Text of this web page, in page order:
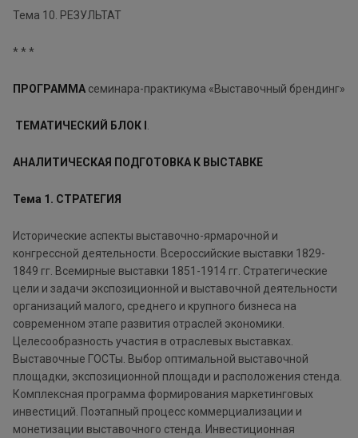
Тема 10. РЕЗУЛЬТАТ
* * *
ПРОГРАММА семинара-практикума «Выставочный брендинг»
ТЕМАТИЧЕСКИЙ БЛОК I
АНАЛИТИЧЕСКАЯ ПОДГОТОВКА К ВЫСТАВКЕ
Тема 1. СТРАТЕГИЯ
Исторические аспекты выставочно-ярмарочной и
конгрессной деятельности. Всероссийские выставки 1829-
1849 гг. Всемирные выставки 1851-1914 гг. Стратегические
цели и задачи экспозиционной и выставочной деятельности
организаций малого, среднего и крупного бизнеса на
современном этапе развития отраслей экономики.
Целесообразность участия в отраслевых выставках.
Выставочные ГОСТы. Выбор оптимальной выставочной
площадки, экспозиционной площади и расположения стенда.
Комплексная программа формирования маркетинговых
инвестиций. Поэтапный процесс коммерциализации и
монетизации выставочного стенда. Инвестиционная